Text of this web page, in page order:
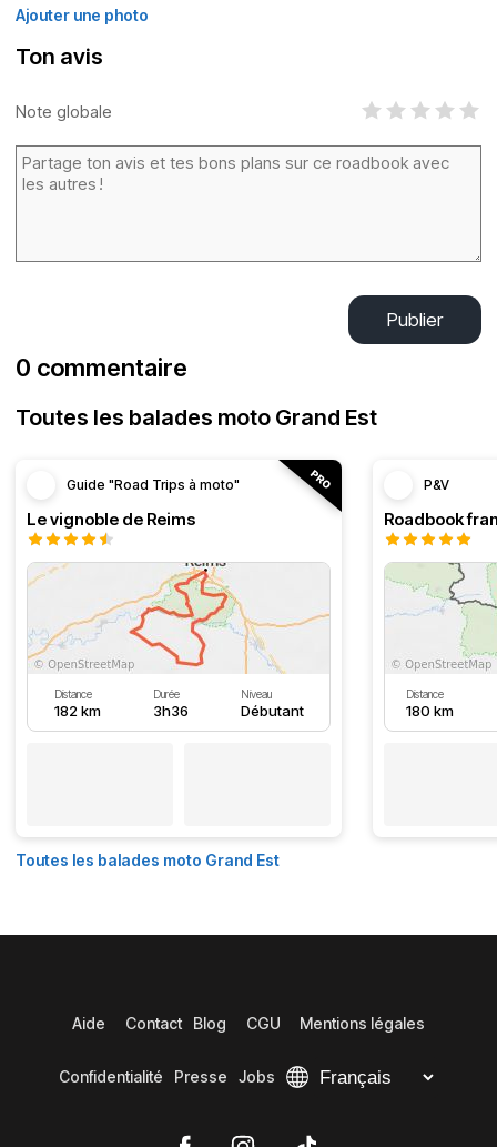
Ajouter une photo
Ton avis
Note globale
Publier
0 commentaire
Toutes les balades moto Grand Est
Guide "Road Trips à moto"
Le vignoble de Reims
Distance
182 km
Durée
3h36
Niveau
Débutant
P&V
Distance
180 km
Toutes les balades moto Grand Est
Aide Contact Blog CGU Mentions légales
Confidentialité Presse Jobs